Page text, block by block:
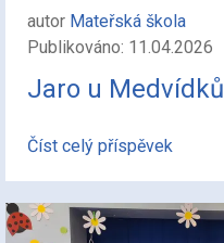
autor Mateřská škola
Publikováno: 11.04.2026
Jaro u Medvídků
Číst celý příspěvek